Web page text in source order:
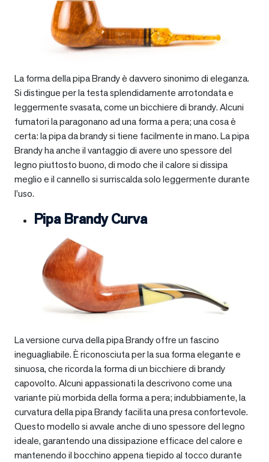
La forma della pipa Brandy è davvero sinonimo di eleganza.
Si distingue per la testa splendidamente arrotondata e
leggermente svasata, come un bicchiere di brandy. Alcuni
fumatori la paragonano ad una forma a pera; una cosa è
certa: la pipa da brandy si tiene facilmente in mano. La pipa
Brandy ha anche il vantaggio di avere uno spessore del
legno piuttosto buono, di modo che il calore si dissipa
meglio e il cannello si surriscalda solo leggermente durante
l’uso.
Pipa Brandy Curva
La versione curva della pipa Brandy offre un fascino
ineguagliabile. È riconosciuta per la sua forma elegante e
sinuosa, che ricorda la forma di un bicchiere di brandy
capovolto. Alcuni appassionati la descrivono come una
variante più morbida della forma a pera; indubbiamente, la
curvatura della pipa Brandy facilita una presa confortevole.
Questo modello si avvale anche di uno spessore del legno
ideale, garantendo una dissipazione efficace del calore e
mantenendo il bocchino appena tiepido al tocco durante